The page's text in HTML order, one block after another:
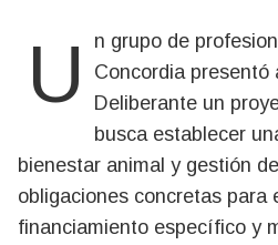
Un grupo de profesionales y vecinos de
Concordia presentó
Deliberante un
busca establecer
bienestar animal y gestión
obligaciones concretas para
financiamiento específico y